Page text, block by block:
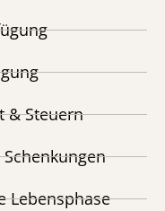
& Steuern
Lebensphase